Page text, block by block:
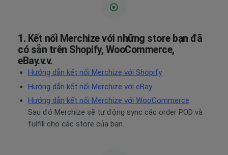
Material Type: Polyester, soft and stretchy fabric
gives you comfy all day long
Feature: Profession 3D Print-rich in color, dye-
sublimation printing
Washing Condition: Machine wash with similar
colors (under 40 ℃), hanging dry, slight ironing to
keep the shape
1. Kết nối Merchize với những store bạn đã
có sẵn trên Shopify, WooCommerce,
eBay.v.v.
Hướng dẫn kết nối Merchize với Shopify
Hướng dẫn kết nối Merchize với eBay
Hướng dẫn kết nối Merchize với WooCommerce
Sau đó Merchize sẽ tự động sync các order POD và
fulfill cho các store của bạn.